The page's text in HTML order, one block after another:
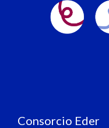
Consorcio Eder